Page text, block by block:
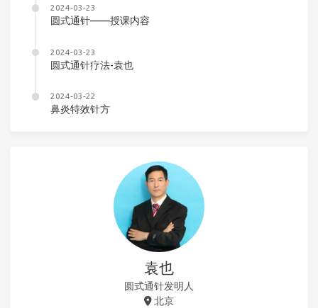
2024-03-23
圆式通针——授课内容
2024-03-23
圆式通针疗法-袁也
2024-03-22
鼻炎特效针方
袁也
圆式通针发明人
北京